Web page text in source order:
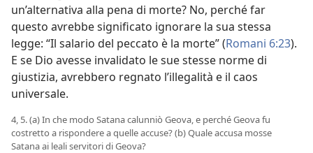
un’alternativa alla pena di morte? No, perché far
questo avrebbe significato ignorare la sua stessa
legge: “Il salario del peccato è la morte” (Romani 6:23).
E se Dio avesse invalidato le sue stesse norme di
giustizia, avrebbero regnato l’illegalità e il caos
universale.
4, 5. (a) In che modo Satana calunniò Geova, e perché Geova fu
costretto a rispondere a quelle accuse? (b) Quale accusa mosse
Satana ai leali servitori di Geova?